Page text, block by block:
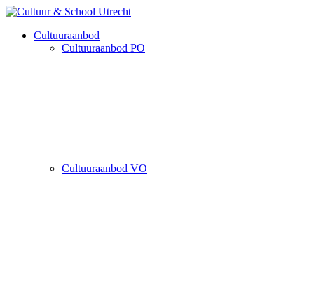
Cultuuraanbod
Cultuuraanbod PO
Cultuuraanbod VO